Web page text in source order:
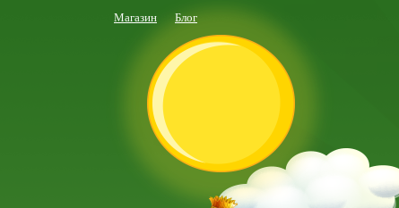
Магазин Блог